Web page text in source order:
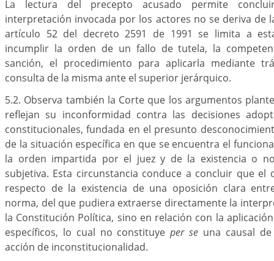
La lectura del precepto acusado permite
interpretación invocada por los actores no se deriva de
artículo 52 del decreto 2591 de 1991 se limita a
incumplir la orden de un fallo de tutela, la
sanción, el procedimiento para aplicarla mediante
consulta de la misma ante el superior jerárquico.
5.2. Observa también la Corte que los argumentos
reflejan su inconformidad contra las decisiones
constitucionales, fundada en el presunto
de la situación específica en que se encuentra el
la orden impartida por el juez y de la existencia o
subjetiva. Esta circunstancia conduce a concluir que el
respecto de la existencia de una oposición clara
norma, del que pudiera extraerse directamente la
la Constitución Política, sino en relación con la
específicos, lo cual no constituyeper se una causal
acción de inconstitucionalidad.